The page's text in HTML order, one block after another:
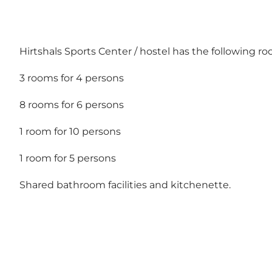
Hirtshals Sports Center / hostel has the following
3 rooms for 4 persons
8 rooms for 6 persons
1 room for 10 persons
1 room for 5 persons
Shared bathroom facilities and kitchenette.